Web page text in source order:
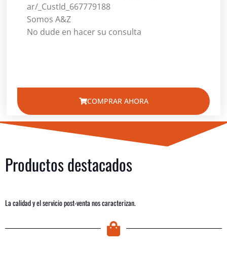
ar/_CustId_667779188
Somos A&Z
No dude en hacer su consulta
COMPRAR AHORA
Productos destacados
La calidad y el servicio post-venta nos caracterizan.